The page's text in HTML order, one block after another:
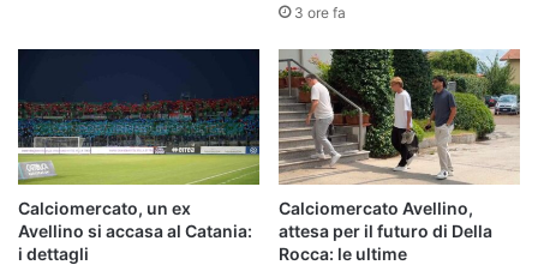
3 ore fa
Calciomercato, un ex
Avellino si accasa al Catania:
i dettagli
Calciomercato Avellino,
attesa per il futuro di Della
Rocca: le ultime